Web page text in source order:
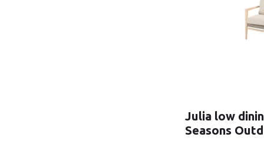
Julia low
Seasons